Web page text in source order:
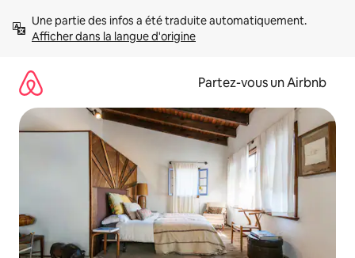
directement
Afficher dans la langue d'origine
Partez-vous un Airbnb